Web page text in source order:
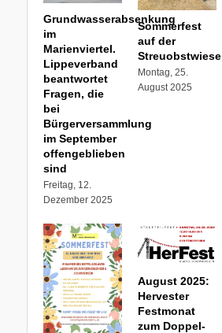
Grundwasserabsenkung
im
Marienviertel.
Lippeverband
beantwortet
Fragen, die
bei
Bürgerversammlung
im September
offengeblieben
sind
Freitag, 12.
Dezember 2025
Sommerfest
auf der
Streuobstwiese
Montag, 25.
August 2025
August 2025:
Hervester
Festmonat
zum Doppel-